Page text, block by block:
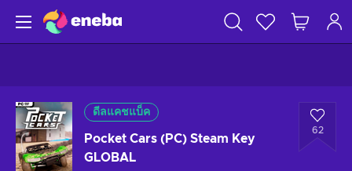
ดีลแคชแบ็ค
Pocket Cars (PC) Steam Key
GLOBAL
62